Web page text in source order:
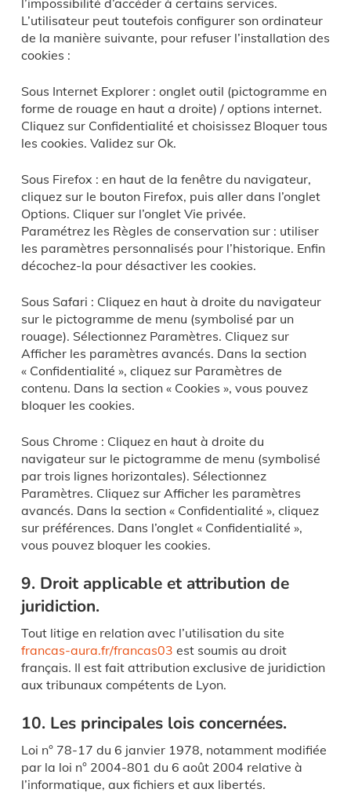
L’utilisateur peut toutefois configurer son ordinateur
de la manière suivante, pour refuser l’installation des
cookies :
Sous Internet Explorer : onglet outil (pictogramme en
forme de rouage en haut a droite) / options internet.
Cliquez sur Confidentialité et choisissez Bloquer tous
les cookies. Validez sur Ok.
Sous Firefox : en haut de la fenêtre du navigateur,
cliquez sur le bouton Firefox, puis aller dans l’onglet
Options. Cliquer sur l’onglet Vie privée.
Paramétrez les Règles de conservation sur : utiliser
les paramètres personnalisés pour l’historique. Enfin
décochez-la pour désactiver les cookies.
Sous Safari : Cliquez en haut à droite du navigateur
sur le pictogramme de menu (symbolisé par un
rouage). Sélectionnez Paramètres. Cliquez sur
Afficher les paramètres avancés. Dans la section
« Confidentialité », cliquez sur Paramètres de
contenu. Dans la section « Cookies », vous pouvez
bloquer les cookies.
Sous Chrome : Cliquez en haut à droite du
navigateur sur le pictogramme de menu (symbolisé
par trois lignes horizontales). Sélectionnez
Paramètres. Cliquez sur Afficher les paramètres
avancés. Dans la section « Confidentialité », cliquez
sur préférences. Dans l’onglet « Confidentialité »,
vous pouvez bloquer les cookies.
9. Droit applicable et attribution de
juridiction.
Tout litige en relation avec l’utilisation du site
francas-aura.fr/francas03 est soumis au droit
français. Il est fait attribution exclusive de juridiction
aux tribunaux compétents de Lyon.
10. Les principales lois concernées.
Loi n° 78-17 du 6 janvier 1978, notamment modifiée
par la loi n° 2004-801 du 6 août 2004 relative à
l’informatique, aux fichiers et aux libertés.